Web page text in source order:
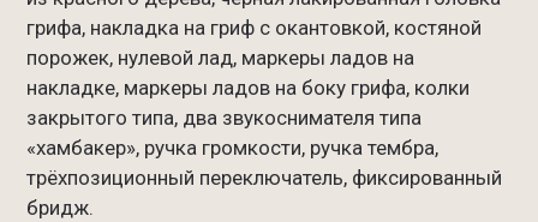
грифа, накладка на гриф с окантовкой, костяной
порожек, нулевой лад, маркеры ладов на
накладке, маркеры ладов на боку грифа, колки
закрытого типа, два звукоснимателя типа
«хамбакер», ручка громкости, ручка тембра,
трёхпозиционный переключатель, фиксированный
бридж.